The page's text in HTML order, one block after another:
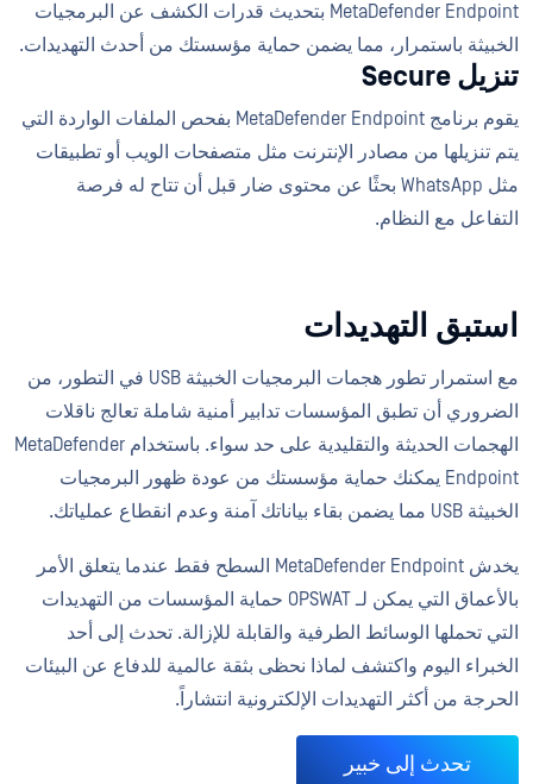
MetaDefender Endpoint بتحديث قدرات الكشف عن البرمجيات
الخبيثة باستمرار، مما يضمن حماية مؤسستك من أحدث التهديدات.
تنزيل Secure
يقوم برنامج MetaDefender Endpoint بفحص الملفات الواردة التي
يتم تنزيلها من مصادر الإنترنت مثل متصفحات الويب أو تطبيقات
مثل WhatsApp بحثًا عن محتوى ضار قبل أن تتاح له فرصة
التفاعل مع النظام.
استبق التهديدات
مع استمرار تطور هجمات البرمجيات الخبيثة USB في التطور، من
الضروري أن تطبق المؤسسات تدابير أمنية شاملة تعالج ناقلات
الهجمات الحديثة والتقليدية على حد سواء. باستخدام MetaDefender
Endpoint يمكنك حماية مؤسستك من عودة ظهور البرمجيات
الخبيثة USB مما يضمن بقاء بياناتك آمنة وعدم انقطاع عملياتك.
يخدش MetaDefender Endpoint السطح فقط عندما يتعلق الأمر
بالأعماق التي يمكن لـ OPSWAT حماية المؤسسات من التهديدات
التي تحملها الوسائط الطرفية والقابلة للإزالة. تحدث إلى أحد
الخبراء اليوم واكتشف لماذا نحظى بثقة عالمية للدفاع عن البيئات
الحرجة من أكثر التهديدات الإلكترونية انتشاراً.
تحدث إلى خبير